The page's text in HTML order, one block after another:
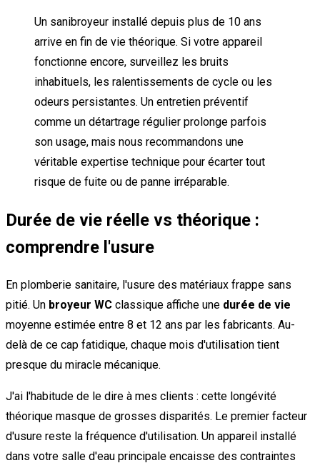
Un sanibroyeur installé depuis plus de 10 ans
arrive en fin de vie théorique. Si votre appareil
fonctionne encore, surveillez les bruits
inhabituels, les ralentissements de cycle ou les
odeurs persistantes. Un entretien préventif
comme un détartrage régulier prolonge parfois
son usage, mais nous recommandons une
véritable expertise technique pour écarter tout
risque de fuite ou de panne irréparable.
Durée de vie réelle vs théorique :
comprendre l'usure
En plomberie sanitaire, l'usure des matériaux frappe sans
pitié. Un broyeur WC classique affiche une durée de vie
moyenne estimée entre 8 et 12 ans par les fabricants. Au-
delà de ce cap fatidique, chaque mois d'utilisation tient
presque du miracle mécanique.
J'ai l'habitude de le dire à mes clients : cette longévité
théorique masque de grosses disparités. Le premier facteur
d'usure reste la fréquence d'utilisation. Un appareil installé
dans votre salle d'eau principale encaisse des contraintes